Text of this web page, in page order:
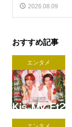
2026.08.09
おすすめ記事
エンタメ